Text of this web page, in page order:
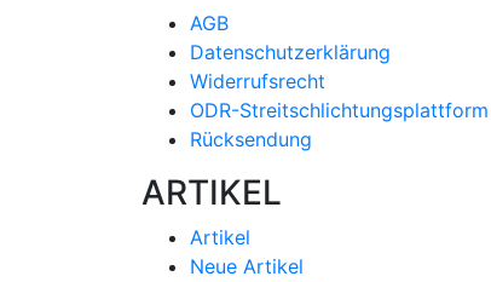
AGB
Datenschutzerklärung
Widerrufsrecht
ODR-Streitschlichtungsplattform
Rücksendung
ARTIKEL
Artikel
Neue Artikel